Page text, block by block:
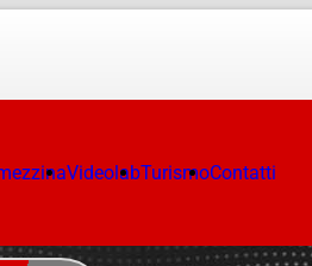
VideolabTurismoContatti